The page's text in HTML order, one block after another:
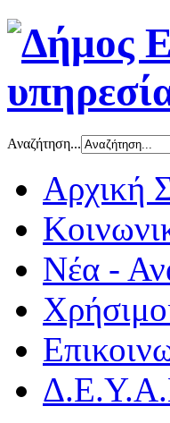
Αναζήτηση...
Αρχική
Νέα -